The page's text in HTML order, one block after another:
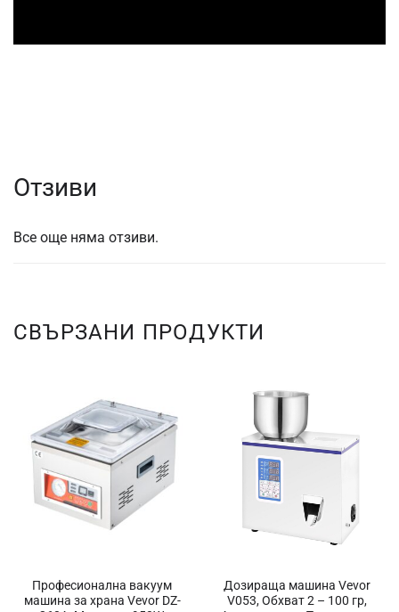
Отзиви
Все още няма отзиви.
СВЪРЗАНИ ПРОДУКТИ
Професионална вакуум
машина за храна Vevor DZ-
Дозираща машина Vevor
V053, Обхват 2 – 100 гр,